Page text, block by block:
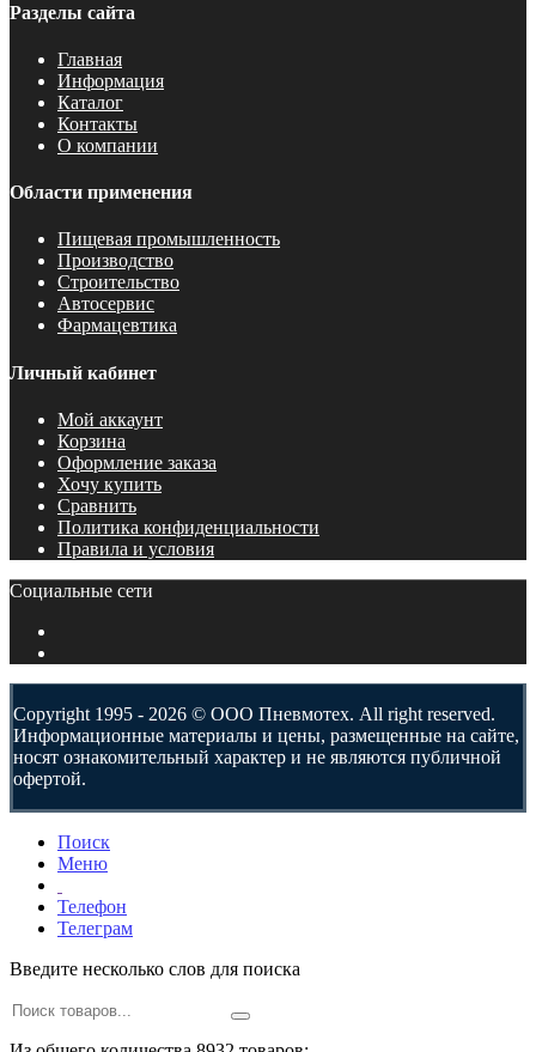
Разделы сайта
Главная
Информация
Каталог
Контакты
О компании
Области применения
Пищевая промышленность
Производство
Строительство
Автосервис
Фармацевтика
Личный кабинет
Мой аккаунт
Корзина
Оформление заказа
Хочу купить
Сравнить
Политика конфиденциальности
Правила и условия
Социальные сети
Copyright 1995 - 2026 © ООО Пневмотех. All right reserved.
Информационные материалы и цены, размещенные на сайте,
носят ознакомительный характер и не являются публичной
офертой.
Поиск
Меню
Телефон
Телеграм
Введите несколько слов для поиска